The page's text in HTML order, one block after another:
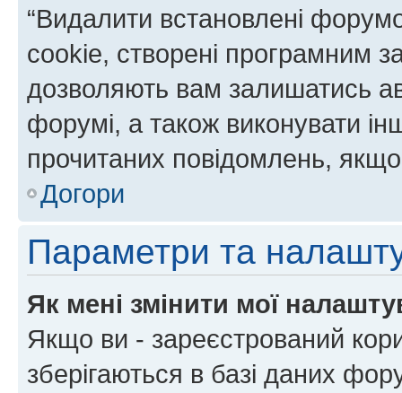
“Видалити встановлені
cookie, створені програмним
дозволяють вам залишатись
форумі, а також виконувати
прочитаних повідомлень,
Догори
Параметри та
Як мені змінити мої
Якщо ви - зареєстрований
зберігаються в базі даних